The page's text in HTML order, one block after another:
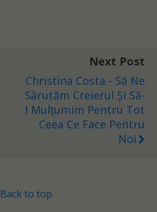
Next Post
Christina Costa - Să Ne
Sărutăm Creierul Și Să-
I Mulțumim Pentru Tot
Ceea Ce Face Pentru
Noi
Back to top